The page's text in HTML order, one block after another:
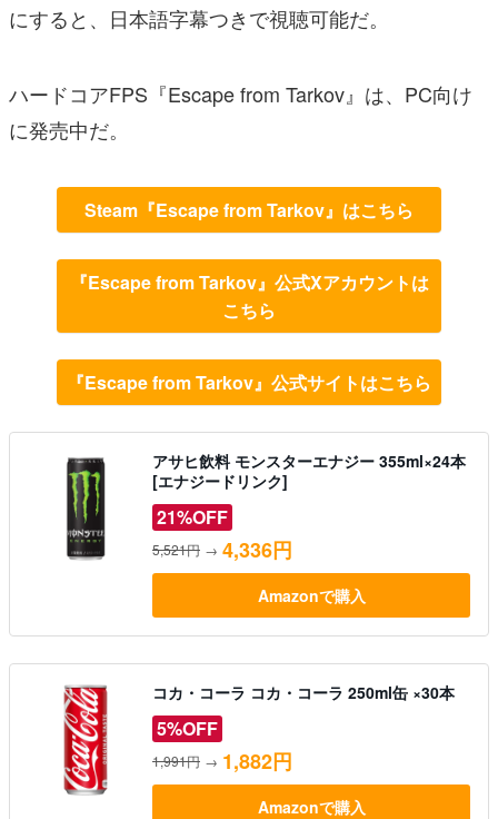
にすると、日本語字幕つきで視聴可能だ。
ハードコアFPS『Escape from Tarkov』は、PC向け
に発売中だ。
Steam『Escape from Tarkov』はこちら
『Escape from Tarkov』公式Xアカウントは
こちら
『Escape from Tarkov』公式サイトはこちら
アサヒ飲料 モンスターエナジー 355ml×24本
[エナジードリンク]
21%OFF
5,521円 → 4,336円
Amazonで購入
コカ・コーラ コカ・コーラ 250ml缶 ×30本
5%OFF
1,991円 → 1,882円
Amazonで購入